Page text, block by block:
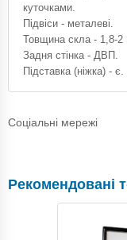
куточками.
Підвіси - металеві.
Товщина скла - 1,8-2
Задня стінка - ДВП.
Підставка (ніжка) - є.
Соціальні мережі
Рекомендовані